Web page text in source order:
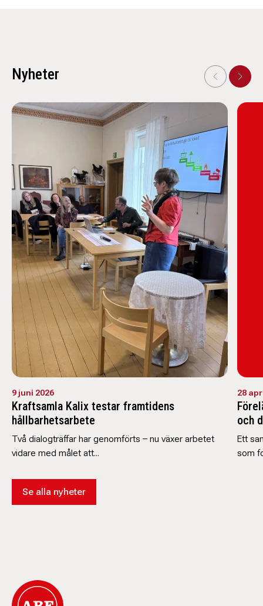
Nyheter
9 juni 2026
Kraftsamla Kalix testar framtidens
hållbarhetsarbete
Två dialogträffar har genomförts – nu växer arbetet
vidare med målet att...
28
och
Ett
som
Se alla nyheter